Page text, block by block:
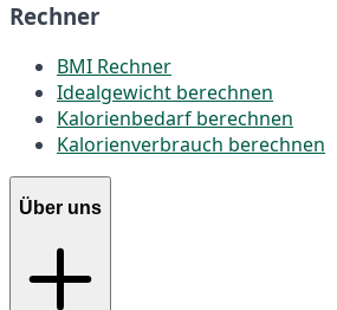
Rechner
BMI Rechner
Idealgewicht berechnen
Kalorienbedarf berechnen
Kalorienverbrauch berechnen
Über uns